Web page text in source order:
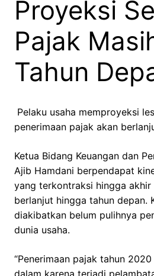
Proyeksi
Pajak
Tahun
Pelaku usaha memproyeksi
penerimaan pajak akan
Ketua Bidang Keuangan dan
Ajib Hamdani berpendapat
yang terkontraksi hingga
berlanjut hingga tahun depan.
diakibatkan belum pulihnya
dunia usaha.
“Penerimaan pajak tahun